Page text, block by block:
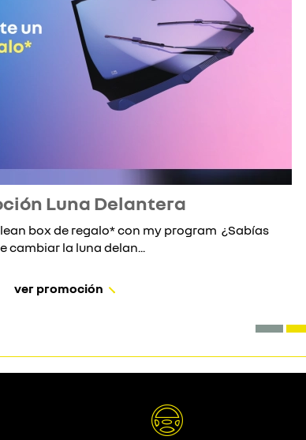
Luna Delantera
box de regalo* con my program ¿Sabías
cambiar la luna delan...
ver promoción